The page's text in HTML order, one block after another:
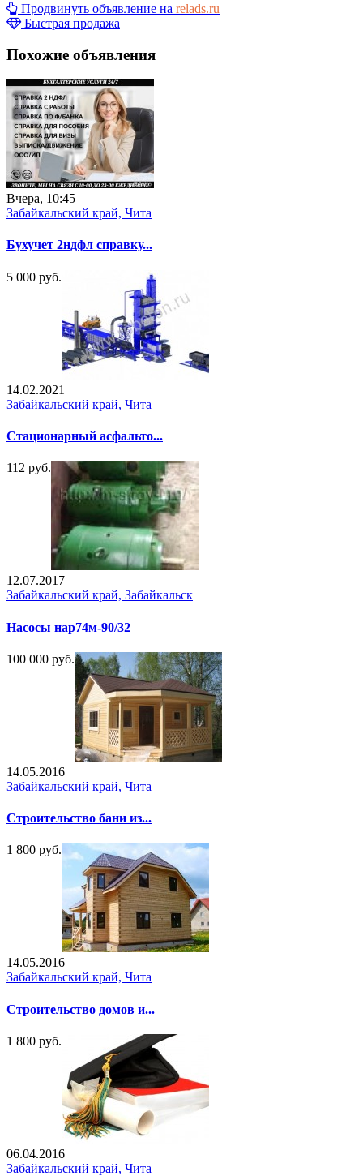
Продвинуть объявление на relads.ru
Быстрая продажа
Похожие объявления
Вчера, 10:45
Забайкальский край, Чита
Бухучет 2ндфл справку...
5 000 руб.
14.02.2021
Забайкальский край, Чита
Стационарный асфальто...
112 руб.
12.07.2017
Забайкальский край, Забайкальск
Насосы нар74м-90/32
100 000 руб.
14.05.2016
Забайкальский край, Чита
Строительство бани из...
1 800 руб.
14.05.2016
Забайкальский край, Чита
Строительство домов и...
1 800 руб.
06.04.2016
Забайкальский край, Чита